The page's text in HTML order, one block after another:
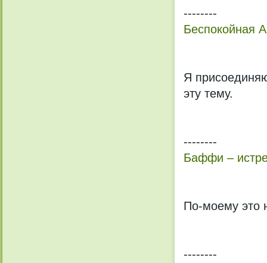
--------
Беспокойная
Я
эту тему.
--------
Баффи –
По-моему это
--------